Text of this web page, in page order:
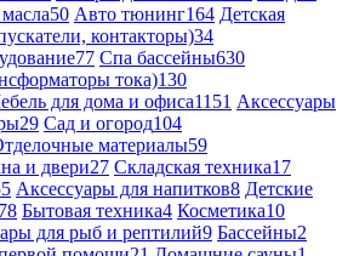
50 Авто тюнинг164 Детская
контакторы)34
77 Спа бассейны630
тока)130
для дома и офиса1151 Аксессуары
29 Сад и огород104
материалы59
и двери27 Складская техника17
Аксессуары для напитков8 Детские
78 Бытовая техника4 Косметика10
для рыб и рептилий9 Бассейны2